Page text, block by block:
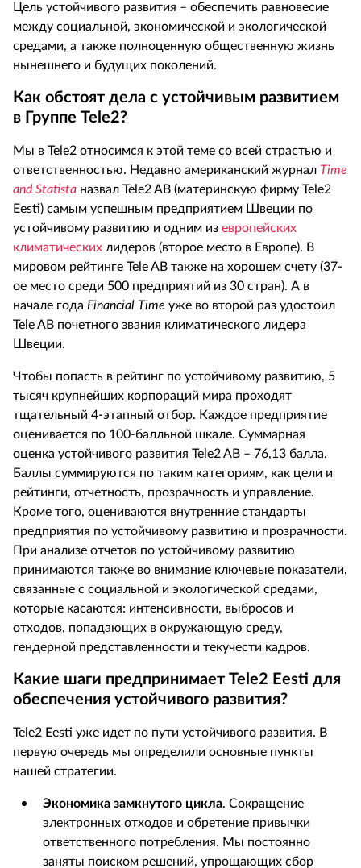
Цель устойчивого развития – обеспечить равновесие
между социальной, экономической и экологической
средами, а также полноценную общественную жизнь
нынешнего и будущих поколений.
Как обстоят дела с устойчивым развитием
в Группе Tele2?
Мы в Tele2 относимся к этой теме со всей страстью и
ответственностью. Недавно американский журнал Time
and Statista назвал Tele2 AB (материнскую фирму Tele2
Eesti) самым успешным предприятием Швеции по
устойчивому развитию и одним из европейских
климатических лидеров (второе место в Европе). В
мировом рейтинге Tele AB также на хорошем счету (37-
ое место среди 500 предприятий из 30 стран). А в
начале года Financial Time уже во второй раз удостоил
Tele AB почетного звания климатического лидера
Швеции.
Чтобы попасть в рейтинг по устойчивому развитию, 5
тысяч крупнейших корпораций мира проходят
тщательный 4-этапный отбор. Каждое предприятие
оценивается по 100-балльной шкале. Суммарная
оценка устойчивого развития Tele2 AB – 76,13 балла.
Баллы суммируются по таким категориям, как цели и
рейтинги, отчетность, прозрачность и управление.
Кроме того, оцениваются внутренние стандарты
предприятия по устойчивому развитию и прозрачности.
При анализе отчетов по устойчивому развитию
принимаются также во внимание ключевые показатели,
связанные с социальной и экологической средами,
которые касаются: интенсивности, выбросов и
отходов, попадающих в окружающую среду,
гендерной представленности и текучести кадров.
Какие шаги предпринимает Tele2 Eesti для
обеспечения устойчивого развития?
Tele2 Eesti уже идет по пути устойчивого развития. В
первую очередь мы определили основные пункты
нашей стратегии.
Экономика замкнутого цикла. Сокращение
электронных отходов и обретение привычки
ответственного потребления. Мы постоянно
заняты поиском решений, упрощающих сбор